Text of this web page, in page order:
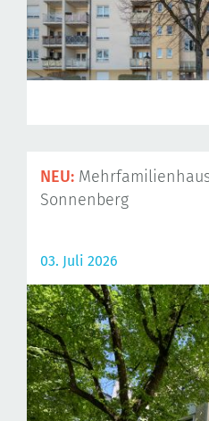
NEU:
Sonnenberg
03. Juli 2026